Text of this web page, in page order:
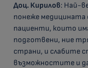
Доц. Кирилов: Най-
понеже
пациенти, които
подготвени, ние
страни, и слабите
възможностите и